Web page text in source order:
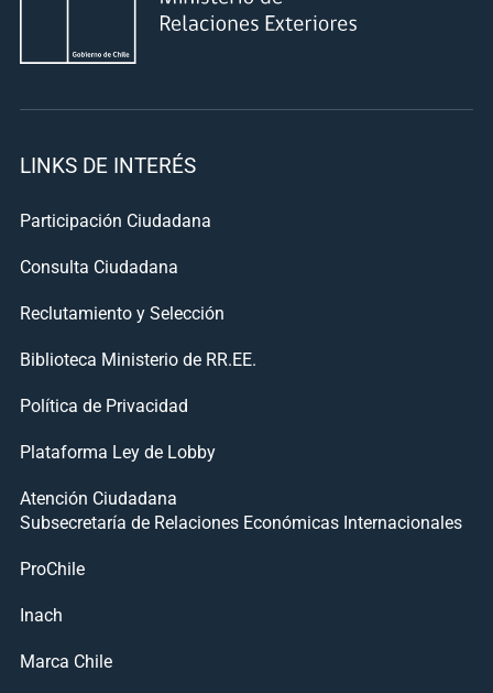
LINKS DE INTERÉS
Participación Ciudadana
Consulta Ciudadana
Reclutamiento y Selección
Biblioteca Ministerio de RR.EE.
Política de Privacidad
Plataforma Ley de Lobby
Atención Ciudadana
Subsecretaría de Relaciones Económicas Internacionales
ProChile
Inach
Marca Chile